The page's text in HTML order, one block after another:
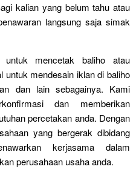
kalian yang belum tahu atau
langsung saja simak
untuk mencetak baliho atau
untuk mendesain iklan di baliho
dan lain sebagainya. Kami
dan memberikan
percetakan anda. Dengan
yang bergerak dibidang
kerjasama dalam
perusahaan usaha anda.